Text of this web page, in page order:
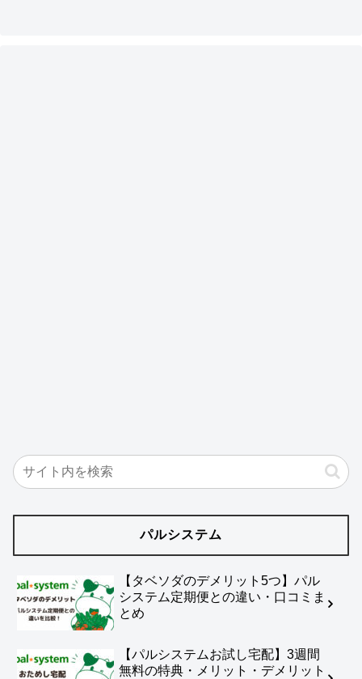
パルシステム
【タベソダのデメリット5つ】パル
システム定期便との違い・口コミま
とめ
【パルシステムお試し宅配】3週間
無料の特典・メリット・デメリット